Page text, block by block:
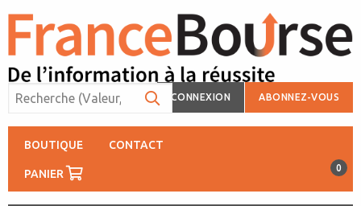
CONNEXION ABONNEZ-VOUS
BOUTIQUE CONTACT
PANIER 0